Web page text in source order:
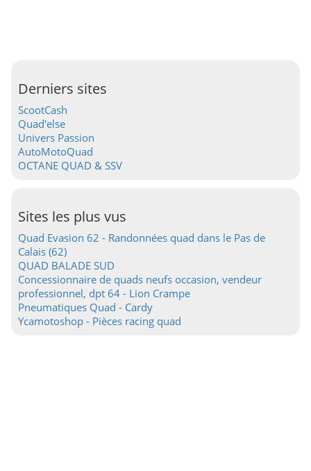
Derniers sites
ScootCash
Quad'else
Univers Passion
AutoMotoQuad
OCTANE QUAD & SSV
Sites les plus vus
Quad Evasion 62 - Randonnées quad dans le Pas de
Calais (62)
QUAD BALADE SUD
Concessionnaire de quads neufs occasion, vendeur
professionnel, dpt 64 - Lion Crampe
Pneumatiques Quad - Cardy
Ycamotoshop - Pièces racing quad